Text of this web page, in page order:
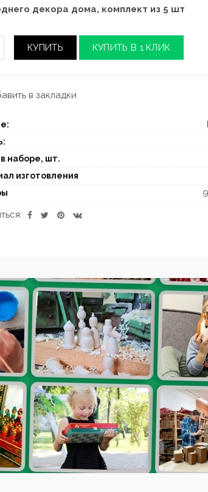
декора дома, комплект из 5 шт
КУПИТЬ КУПИТЬ В 1 КЛИК
в закладки
наборе, шт.
изготовления